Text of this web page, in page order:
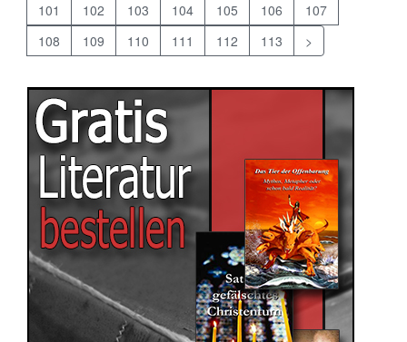
101
102 103 104 105 106
107
108
109 110 111 112 113 >